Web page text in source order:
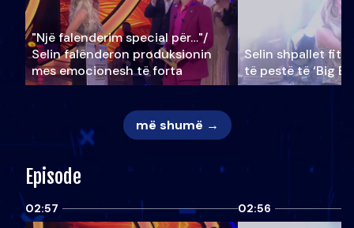
"Një falenderim special për…"/
Selin falënderon produksionin
mes emocionesh të forta
Selin shpallet
të pestë të ‘Big
më shumë →
Episode
02:57 02:56